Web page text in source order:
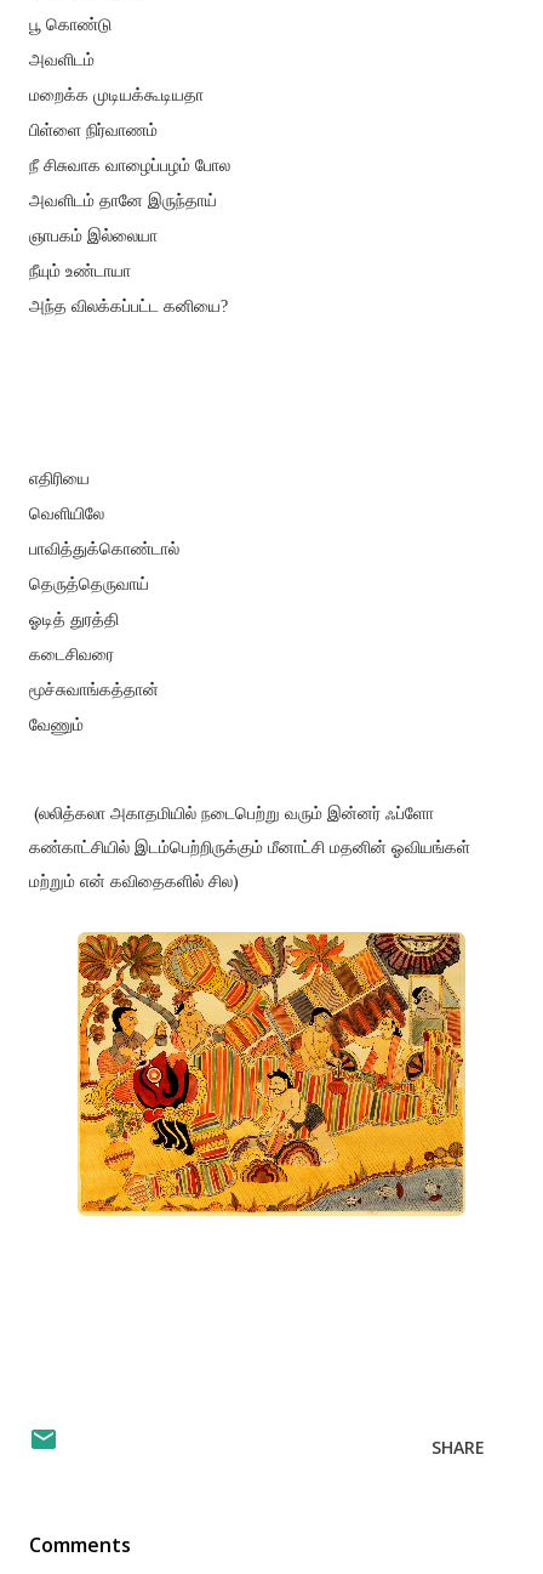
பூ கொண்டு
அவளிடம்
மறைக்க முடியக்கூடியதா
பிள்ளை நிர்வாணம்
நீ சிசுவாக வாழைப்பழம் போல
அவளிடம் தானே இருந்தாய்
ஞாபகம் இல்லையா
நீயும் உண்டாயா
அந்த விலக்கப்பட்ட கனியை?
எதிரியை
வெளியிலே
பாவித்துக்கொண்டால்
தெருத்தெருவாய்
ஓடித் துரத்தி
கடைசிவரை
மூச்சுவாங்கத்தான்
வேணும்
(லலித்கலா அகாதமியில் நடைபெற்று வரும் இன்னர் ஃப்ளோ
கண்காட்சியில் இடம்பெற்றிருக்கும் மீனாட்சி மதனின் ஓவியங்கள்
மற்றும் என் கவிதைகளில் சில)
SHARE
Comments